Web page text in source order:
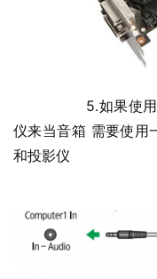
仪来当音箱 需要使用
和投影仪